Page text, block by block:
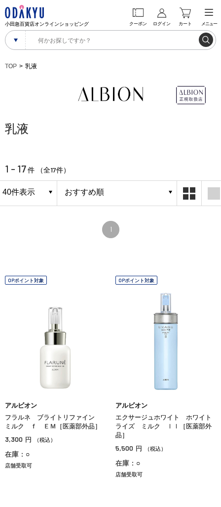
小田急百貨店オンラインショッピング クーポン ログイン カート メニュー
TOP 乳液
乳液
1 - 17件 （全17件）
1
OPポイント対象
アルビオン
フラルネ ブライトリファイン
ミルク ｆ ＥＭ［医薬部外品］
3,300 円 （税込）
在庫：○
店舗受取可
OPポイント対象
アルビオン
エクサージュホワイト ホワイト
ライズ ミルク ＩＩ［医薬部外
品］
5,500 円 （税込）
在庫：○
店舗受取可